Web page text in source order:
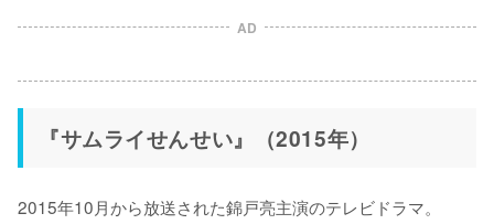
AD
『サムライせんせい』（2015年）
2015年10月から放送された錦戸亮主演のテレビドラマ。